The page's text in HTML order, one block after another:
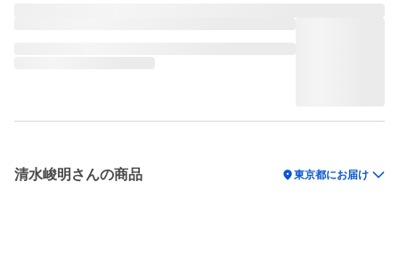
清水峻明さんの商品 location_on東京都にお届け